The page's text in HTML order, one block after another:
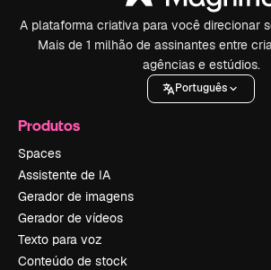
A plataforma criativa para você direcionar
Mais de 1 milhão de assinantes entre
agências e estúdios.
Português
Produtos
Spaces
Assistente de IA
Gerador de imagens
Gerador de vídeos
Texto para voz
Conteúdo de stock